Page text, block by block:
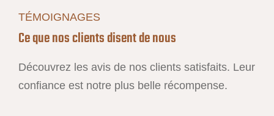
TÉMOIGNAGES
Ce que nos clients disent de nous
Découvrez les avis de nos clients satisfaits. Leur
confiance est notre plus belle récompense.